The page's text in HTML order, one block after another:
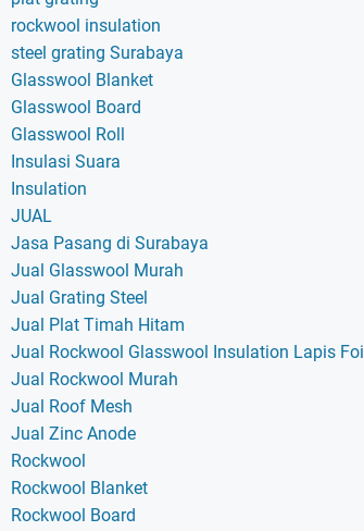
rockwool insulation
steel grating Surabaya
Glasswool Blanket
Glasswool Board
Glasswool Roll
Insulasi Suara
Insulation
JUAL
Jasa Pasang di Surabaya
Jual Glasswool Murah
Jual Grating Steel
Jual Plat Timah Hitam
Jual Rockwool Glasswool Insulation Lapis Foil
Jual Rockwool Murah
Jual Roof Mesh
Jual Zinc Anode
Rockwool
Rockwool Blanket
Rockwool Board